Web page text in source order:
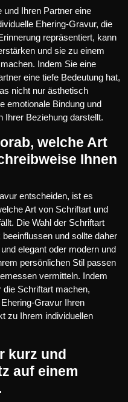
und Ihren Partner eine
Ehering-Gravur, die
repräsentiert, kann
und sie zu einem
Indem Sie eine
eine tiefe Bedeutung hat,
nicht nur ästhetisch
emotionale Bindung und
Ihrer Beziehung darstellt.
welche Art
Ihnen
entscheiden, ist es
Art von Schriftart und
Die Wahl der Schriftart
und sollte daher
elegant oder modern und
persönlichen Stil passen
vermitteln. Indem
die Schriftart machen,
Gravur Ihren
zu Ihrem individuellen
kurz und
auf einem